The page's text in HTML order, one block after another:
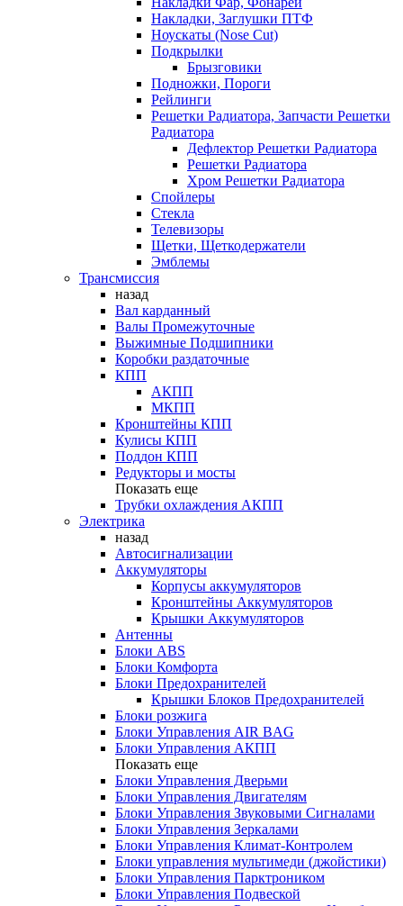
Накладки, Заглушки ПТФ
Ноускаты (Nose Cut)
Подкрылки
Брызговики
Подножки, Пороги
Рейлинги
Решетки Радиатора, Запчасти Решетки
Радиатора
Дефлектор Решетки Радиатора
Решетки Радиатора
Хром Решетки Радиатора
Спойлеры
Стекла
Телевизоры
Щетки, Щеткодержатели
Эмблемы
Трансмиссия
назад
Вал карданный
Валы Промежуточные
Выжимные Подшипники
Коробки раздаточные
КПП
АКПП
МКПП
Кронштейны КПП
Кулисы КПП
Поддон КПП
Редукторы и мосты
Показать еще
Трубки охлаждения АКПП
Электрика
назад
Автосигнализации
Аккумуляторы
Корпусы аккумуляторов
Кронштейны Аккумуляторов
Крышки Аккумуляторов
Антенны
Блоки ABS
Блоки Комфорта
Блоки Предохранителей
Крышки Блоков Предохранителей
Блоки розжига
Блоки Управления AIR BAG
Блоки Управления АКПП
Показать еще
Блоки Управления Дверьми
Блоки Управления Двигателям
Блоки Управления Звуковыми Сигналами
Блоки Управления Зеркалами
Блоки Управления Климат-Контролем
Блоки управления мультимеди (джойстики)
Блоки Управления Парктроником
Блоки Управления Подвеской